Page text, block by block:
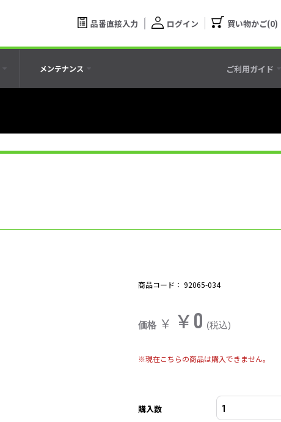
品番直接入力 ログイン 買い物かご 0
メンテナンス ご利用ガイド
商品コード： 92065-034
価格 ￥ ￥0 (税込)
※現在こちらの商品は購入できません。
購入数